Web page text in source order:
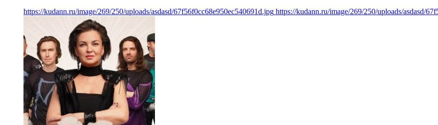
https://kudann.ru/image/269/250/uploads/asdasd/67f56f0cc68e950ec540691d.jpg https://kudann.ru/image/269/250/uploads/asdasd/